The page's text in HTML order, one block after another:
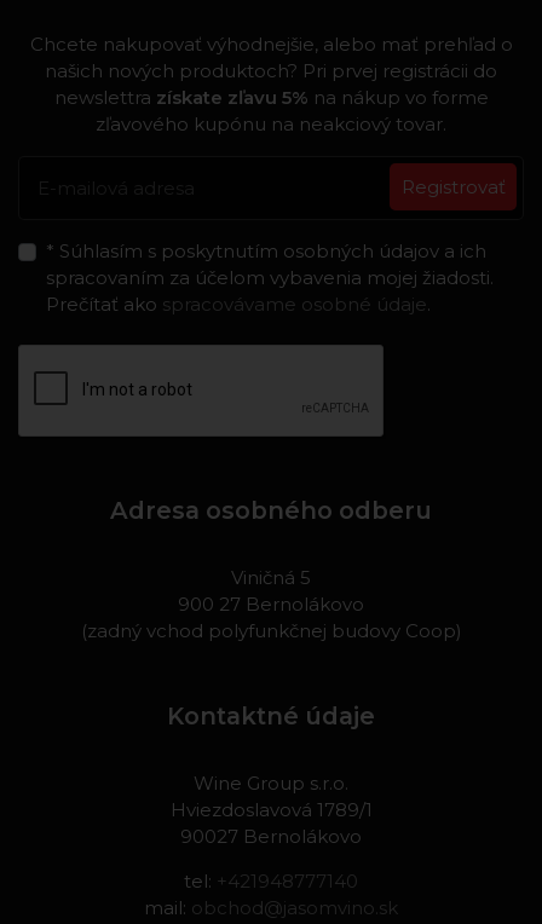
Chcete nakupovať výhodnejšie, alebo mať prehľad o
našich nových produktoch? Pri prvej registrácii do
newslettra získate zľavu 5% na nákup vo forme
zľavového kupónu na neakciový tovar.
Registrovať
* Súhlasím s poskytnutím osobných údajov a ich
spracovaním za účelom vybavenia mojej žiadosti.
Prečítať ako spracovávame osobné údaje.
Adresa osobného odberu
Viničná 5
900 27 Bernolákovo
(zadný vchod polyfunkčnej budovy Coop)
Kontaktné údaje
Wine Group s.r.o.
Hviezdoslavová 1789/1
90027 Bernolákovo
tel: +421948777140
mail: obchod@jasomvino.sk